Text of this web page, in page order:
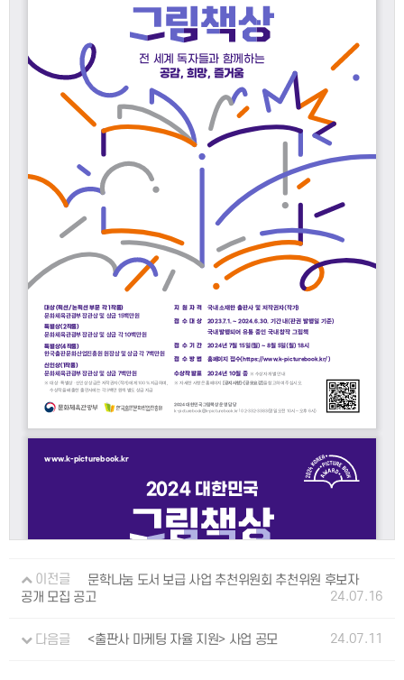
이전글
문학나눔 도서 보급 사업 추천위원회 추천위원 후보자
공개 모집 공고
24.07.16
다음글 <출판사 마케팅 자율 지원> 사업 공모 24.07.11